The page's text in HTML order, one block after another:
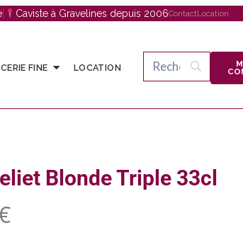
| Caviste à Gravelines depuis 2006ContactLocation
FINE LOCATION
Blonde Triple 33cl